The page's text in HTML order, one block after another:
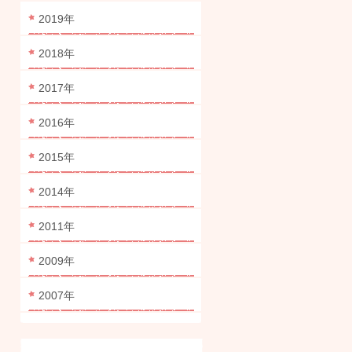
2019年
2018年
2017年
2016年
2015年
2014年
2011年
2009年
2007年